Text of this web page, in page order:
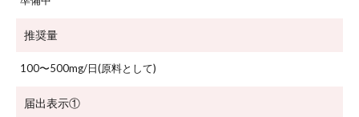
推奨量
100〜500mg/日(原料として)
届出表示①